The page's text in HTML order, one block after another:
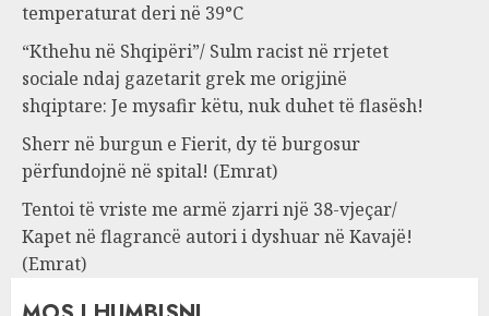
temperaturat deri në 39°C
“Kthehu në Shqipëri”/ Sulm racist në rrjetet
sociale ndaj gazetarit grek me origjinë
shqiptare: Je mysafir këtu, nuk duhet të flasësh!
Sherr në burgun e Fierit, dy të burgosur
përfundojnë në spital! (Emrat)
Tentoi të vriste me armë zjarri një 38-vjeçar/
Kapet në flagrancë autori i dyshuar në Kavajë!
(Emrat)